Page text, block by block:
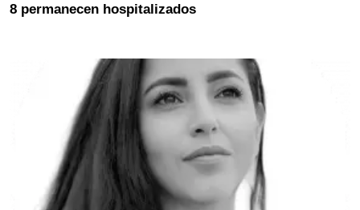
8 permanecen hospitalizados